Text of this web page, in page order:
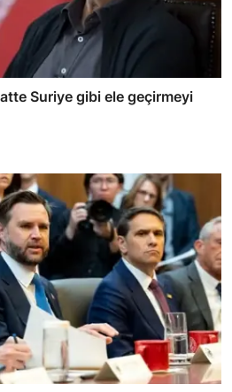
Suriye gibi ele geçirmeyi